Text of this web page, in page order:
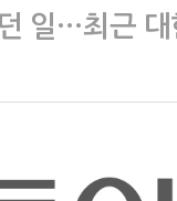
일…최근